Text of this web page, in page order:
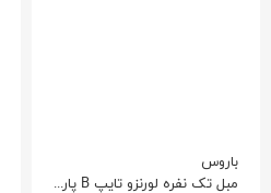
باروس
مبل تک نفره لورنزو تایپ B پارچه ایتالیایی